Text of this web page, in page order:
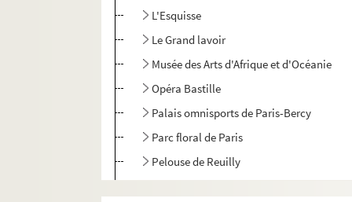
L'Esquisse
Le Grand lavoir
Musée des Arts d'Afrique et d'Océanie
Opéra Bastille
Palais omnisports de Paris-Bercy
Parc floral de Paris
Pelouse de Reuilly